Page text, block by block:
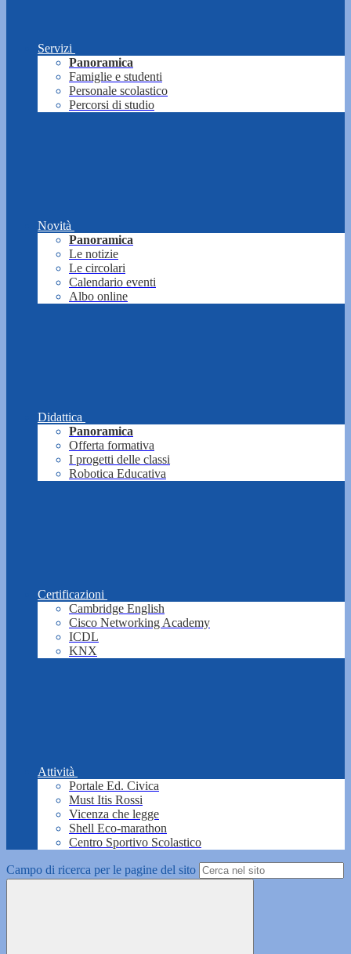
Servizi
Panoramica
Famiglie e studenti
Personale scolastico
Percorsi di studio
Novità
Panoramica
Le notizie
Le circolari
Calendario eventi
Albo online
Didattica
Panoramica
Offerta formativa
I progetti delle classi
Robotica Educativa
Certificazioni
Cambridge English
Cisco Networking Academy
ICDL
KNX
Attività
Portale Ed. Civica
Must Itis Rossi
Vicenza che legge
Shell Eco-marathon
Centro Sportivo Scolastico
Campo di ricerca per le pagine del sito